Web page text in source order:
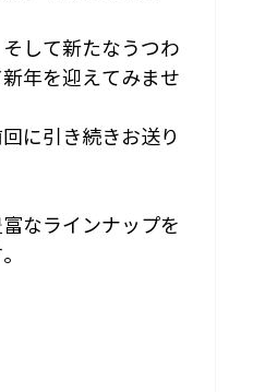
して新たなうつわ
年を迎えてみませ
に引き続きお送り
なラインナップを